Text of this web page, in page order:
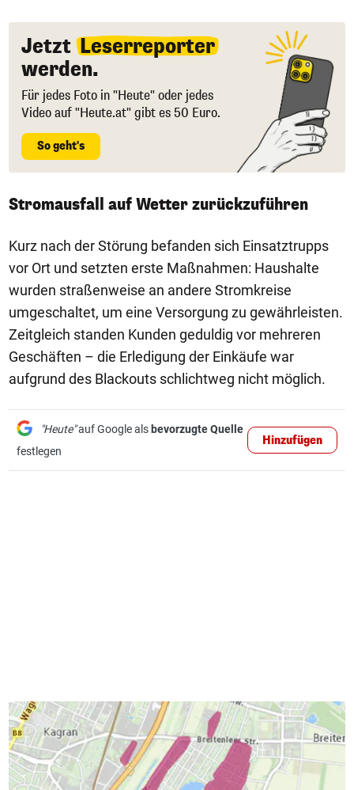
Jetzt Leserreporter
werden.
Für jedes Foto in "Heute" oder jedes
Video auf "Heute.at" gibt es 50 Euro.
So geht's
Stromausfall auf Wetter zurückzuführen
Kurz nach der Störung befanden sich Einsatztrupps
vor Ort und setzten erste Maßnahmen: Haushalte
wurden straßenweise an andere Stromkreise
umgeschaltet, um eine Versorgung zu gewährleisten.
Zeitgleich standen Kunden geduldig vor mehreren
Geschäften – die Erledigung der Einkäufe war
aufgrund des Blackouts schlichtweg nicht möglich.
"Heute"auf Google als bevorzugte Quelle
festlegen
Hinzufügen